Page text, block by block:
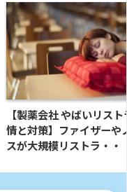
【製薬会社 やばいリス
情と対策】ファイザーや
スが大規模リストラ・・